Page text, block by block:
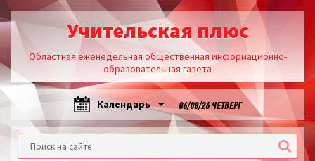
Учительская плюс
Областная еженедельная общественная информационно-
образовательная газета
Календарь 06/08/26 ЧЕТВЕРГ